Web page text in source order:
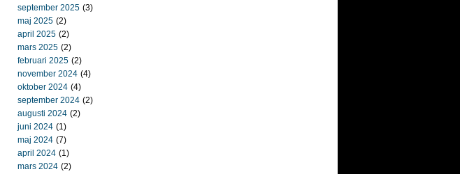
september 2025 (3)
maj 2025 (2)
april 2025 (2)
mars 2025 (2)
februari 2025 (2)
november 2024 (4)
oktober 2024 (4)
september 2024 (2)
augusti 2024 (2)
juni 2024 (1)
maj 2024 (7)
april 2024 (1)
mars 2024 (2)